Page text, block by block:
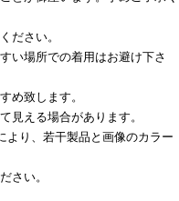
ださい。
い場所での着用はお避け下さ
め致します。
見える場合があります。
より、若干製品と画像のカラー
さい。